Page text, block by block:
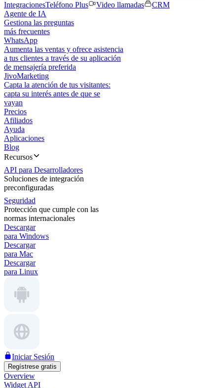
IntegracionesTeléfono Plus Video llamadas
CRM
Agente de IA
Gestiona las preguntas
más frecuentes
WhatsApp
Aumenta las ventas y ofrece asistencia
a tus clientes a través de su aplicación
de mensajería preferida
JivoMarketing
Capta la atención de tus visitantes:
capta su interés antes de que se
vayan
Precios
Afiliados
Ayuda
Aplicaciones
Blog
Recursos
API para Desarrolladores
Soluciones de integración
preconfiguradas
Seguridad
Protección que cumple con las
normas internacionales
Descargar
para Windows
Descargar
para Mac
Descargar
para Linux
Iniciar Sesión
Regístrese gratis
Overview
Widget API